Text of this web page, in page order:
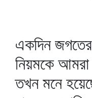
একদিন
নিয়মকে
তখন মনে